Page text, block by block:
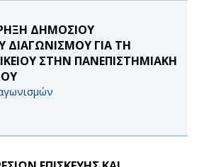
ΔΗΜΟΣΙΟΥ
ΔΙΑΓΩΝΙΣΜΟΥ ΓΙΑ ΤΗ
ΣΤΗΝ ΠΑΝΕΠΙΣΤΗΜΙΑΚΗ